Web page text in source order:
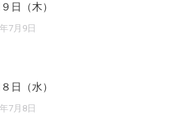
日（木）
7月9日
日（水）
7月8日